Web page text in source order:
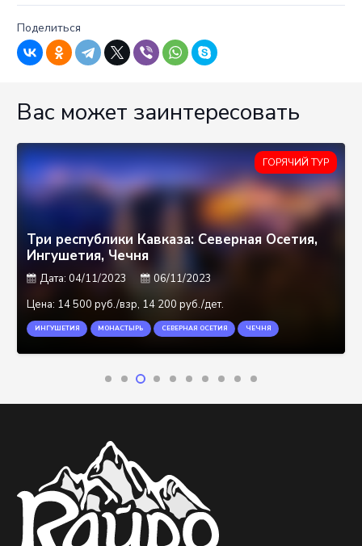
Поделиться
Вас может заинтересовать
ГОРЯЧИЙ ТУР
Три республики Кавказа: Северная Осетия,
Ингушетия, Чечня
Дата:04/11/2023
06/11/2023
Цена: 14 500 руб./взр, 14 200 руб./дет.
ИНГУШЕТИЯ МОНАСТЫРЬ СЕВЕРНАЯ ОСЕТИЯ ЧЕЧНЯ